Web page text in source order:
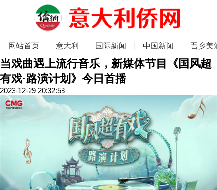
网站首页 意大利 国际新闻 中国新闻 吾乡美
当戏曲遇上流行音乐，新媒体节目《国风超
有戏·路演计划》今日首播
2023-12-29 20:32:53